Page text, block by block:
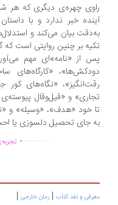
چهره‌ی دیگری که هر شب
خبر ندارد و با داستان پیش
بیان می‌کند و استدلال‌هایش
بر چنین روایتی است که گفتار
از «نامه»ای مهم می‌آورد و
«کارگاه‌های
«نگاه‌های کور
و «قیل‌وقال پیوسته‌ی
خود «هدف»، «وسیله» و «توجیه»
جای تحصیل دلسوزی یا احساس
تجربه‌ی زندگی ...............
و نقد کتاب|رمان خارجی|